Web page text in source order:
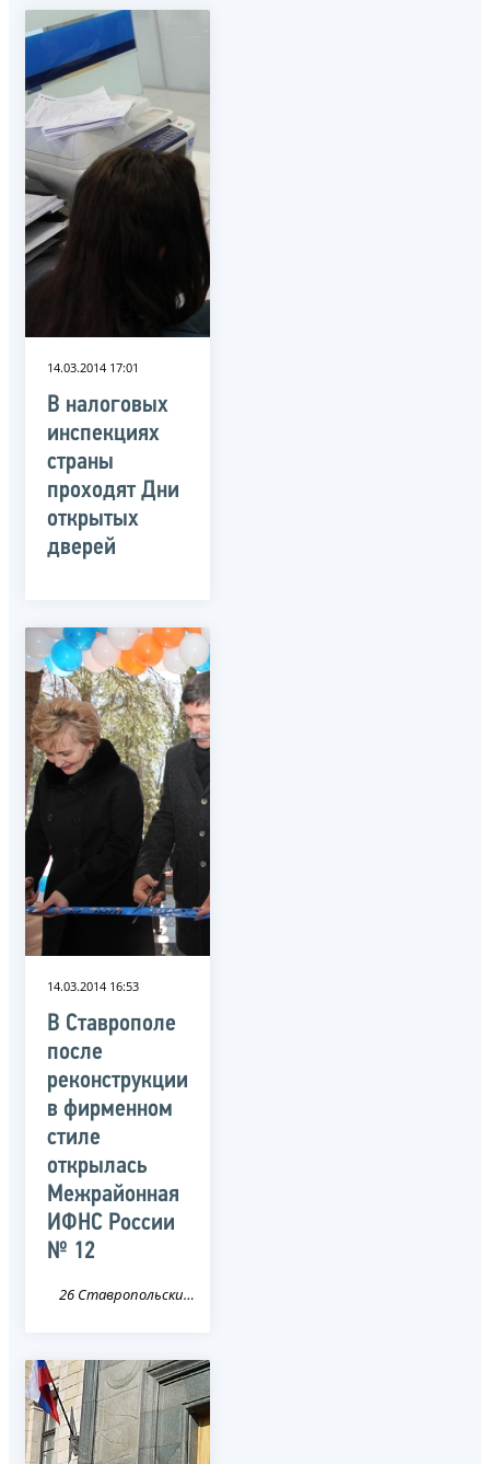
14.03.2014 17:01
В налоговых
инспекциях
страны
проходят Дни
открытых
дверей
14.03.2014 16:53
В Ставрополе
после
реконструкции
в фирменном
стиле
открылась
Межрайонная
ИФНС России
№ 12
26 Ставропольский край